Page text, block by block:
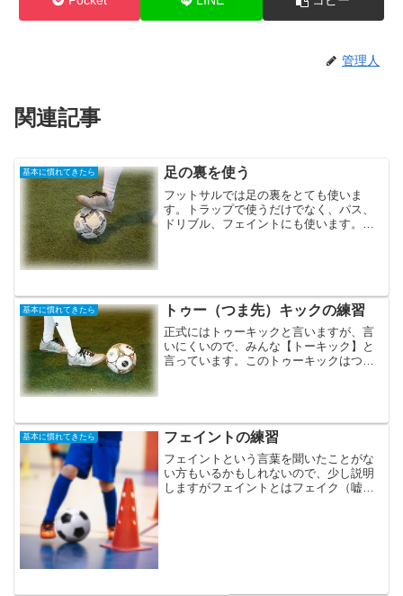
管理人
関連記事
基本に慣れてきたら 足の裏を使う
フットサルでは足の裏をとても使いま
す。トラップで使うだけでなく、パス、
ドリブル、フェイントにも使います。こ
基本に慣れてきたら トゥー（つま先）キックの練習
正式にはトゥーキックと言いますが、言
いにくいので、みんな【トーキック】と
言っています。このトゥーキックはつま
基本に慣れてきたら フェイントの練習
フェイントという言葉を聞いたことがな
い方もいるかもしれないので、少し説明
しますがフェイントとはフェイク（嘘）